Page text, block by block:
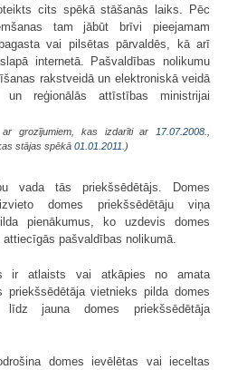
cits spēkā stāšanās laiks. Pēc
tam jābūt brīvi pieejamam
vai pilsētas pārvaldēs, kā arī
internetā. Pašvaldības nolikumu
rakstveidā un elektroniskā veidā
un reģionālās attīstības ministrijai
ar grozījumiem, kas izdarīti ar 17.07.2008.
stājas spēkā 01.01.2011. )
vada tās priekšsēdētājs. Domes
domes priekšsēdētāju viņa
pienākumus, ko uzdevis domes
pašvaldības nolikumā.
ir atlaists vai atkāpies no amata
priekšsēdētāja vietnieks pilda domes
līdz jauna domes priekšsēdētāja
domes ievēlētas vai ieceltas